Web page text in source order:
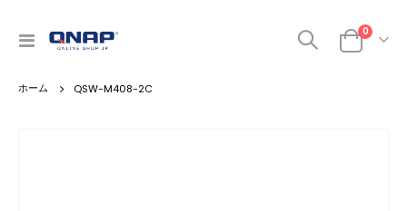
ナ
呼
カート
0
QSW-M408-2C